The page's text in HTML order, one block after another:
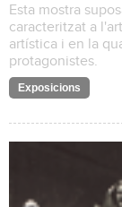
Esta mostra
caracteritzat a
artística i en la
protagonistes.
Exposicions